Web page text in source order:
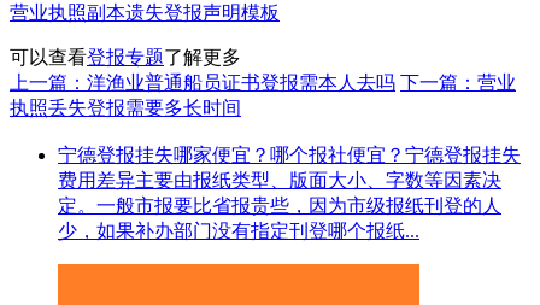
营业执照副本遗失登报声明模板
可以查看登报专题了解更多
上一篇：洋渔业普通船员证书登报需本人去吗 下一篇：营业
执照丢失登报需要多长时间
宁德登报挂失哪家便宜？哪个报社便宜？宁德登报挂失
费用差异主要由报纸类型、版面大小、字数等因素决
定。一般市报要比省报贵些，因为市级报纸刊登的人
少，如果补办部门没有指定刊登哪个报纸...